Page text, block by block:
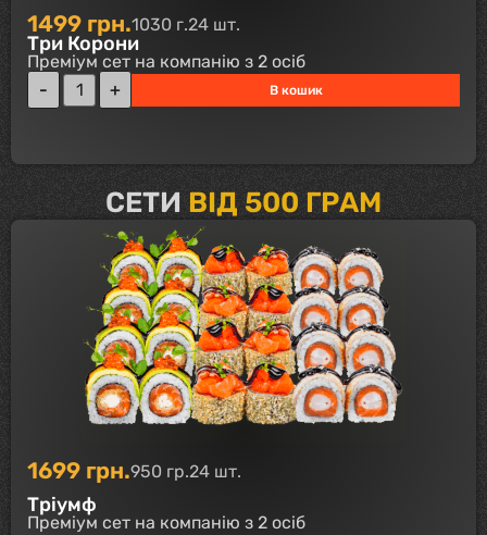
1499 грн.1030 г.24 шт.
Три Корони
Преміум сет на компанію з 2 осіб
В кошик
СЕТИ ВІД 500 ГРАМ
1699 грн.950 гр.24 шт.
Тріумф
Преміум сет на компанію з 2 осіб